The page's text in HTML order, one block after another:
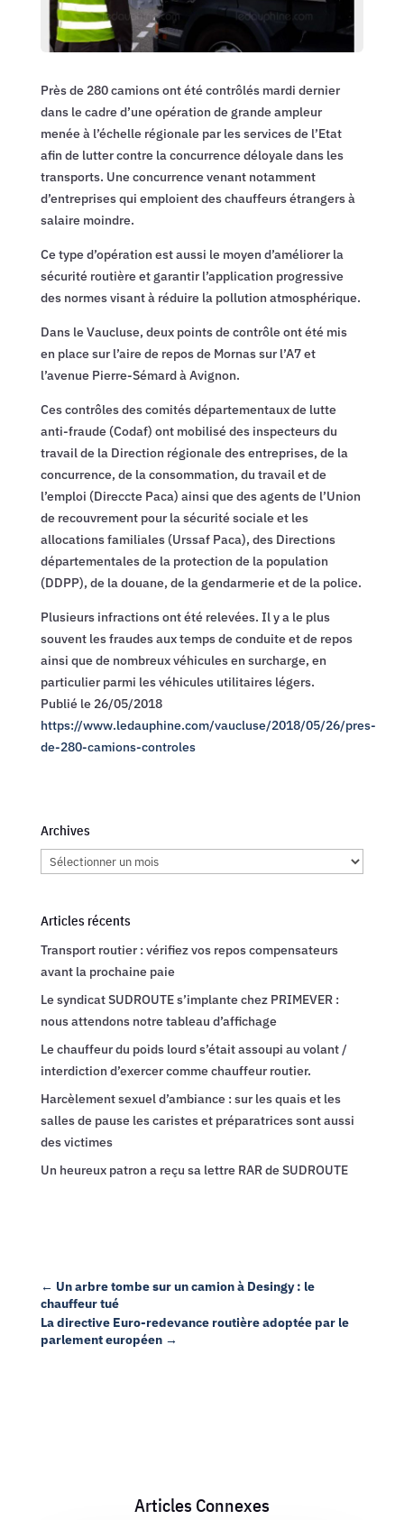
Près de 280 camions ont été contrôlés mardi dernier
dans le cadre d’une opération de grande ampleur
menée à l’échelle régionale par les services de l’Etat
afin de lutter contre la concurrence déloyale dans les
transports. Une concurrence venant notamment
d’entreprises qui emploient des chauffeurs étrangers à
salaire moindre.
Ce type d’opération est aussi le moyen d’améliorer la
sécurité routière et garantir l’application progressive
des normes visant à réduire la pollution atmosphérique.
Dans le Vaucluse, deux points de contrôle ont été mis
en place sur l’aire de repos de Mornas sur l’A7 et
l’avenue Pierre-Sémard à Avignon.
Ces contrôles des comités départementaux de lutte
anti-fraude (Codaf) ont mobilisé des inspecteurs du
travail de la Direction régionale des entreprises, de la
concurrence, de la consommation, du travail et de
l’emploi (Direccte Paca) ainsi que des agents de l’Union
de recouvrement pour la sécurité sociale et les
allocations familiales (Urssaf Paca), des Directions
départementales de la protection de la population
(DDPP), de la douane, de la gendarmerie et de la police.
Plusieurs infractions ont été relevées. Il y a le plus
souvent les fraudes aux temps de conduite et de repos
ainsi que de nombreux véhicules en surcharge, en
particulier parmi les véhicules utilitaires légers.
Publié le 26/05/2018
https://www.ledauphine.com/vaucluse/2018/05/26/pres-
de-280-camions-controles
Archives
Archives
Articles récents
Transport routier : vérifiez vos repos compensateurs
avant la prochaine paie
Le syndicat SUDROUTE s’implante chez PRIMEVER :
nous attendons notre tableau d’affichage
Le chauffeur du poids lourd s’était assoupi au volant /
interdiction d’exercer comme chauffeur routier.
Harcèlement sexuel d’ambiance : sur les quais et les
salles de pause les caristes et préparatrices sont aussi
des victimes
Un heureux patron a reçu sa lettre RAR de SUDROUTE
← Un arbre tombe sur un camion à Desingy : le
chauffeur tué
La directive Euro-redevance routière adoptée par le
parlement européen→
Articles Connexes